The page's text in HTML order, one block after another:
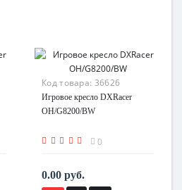
Код товара: 36626
Игровое кресло DXRacer
OH/G8200/BW
0
0.00 руб.